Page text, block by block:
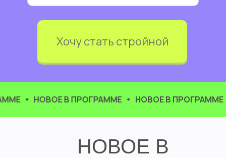
Хочу стать стройной
НОВОЕ В ПРОГРАММЕ НОВОЕ В ПРОГРАММЕ
НОВОЕ В